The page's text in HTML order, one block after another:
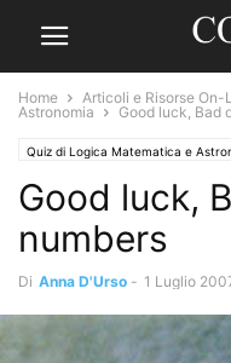
Home Articoli e Risorse On-
Astronomia
Good luck, Bad
Quiz di Logica Matematica e
Good luck,
numbers
Di Anna D'Urso - 1 Luglio